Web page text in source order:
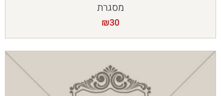
מסגרת
₪30